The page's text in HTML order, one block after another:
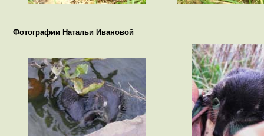
Фотографии Натальи Ивановой